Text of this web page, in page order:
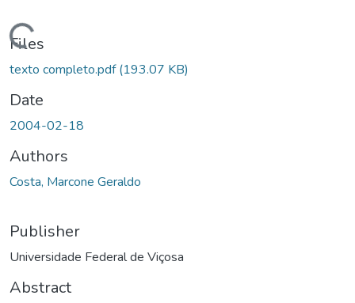
Files
texto completo.pdf(193.07 KB)
Date
2004-02-18
Authors
Costa, Marcone Geraldo
Publisher
Universidade Federal de Viçosa
Abstract